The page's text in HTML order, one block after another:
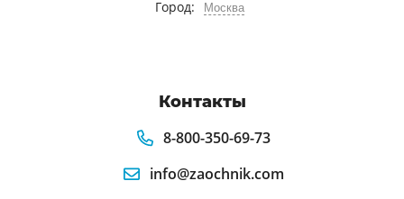
Город: Москва
Контакты
8-800-350-69-73
info@zaochnik.com